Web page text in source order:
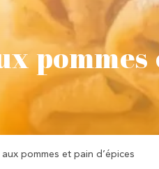
pommes
pommes et pain d’épices